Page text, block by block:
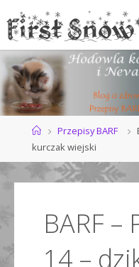
Przejdź
do
treści
Strona
główna
Przepisy BARF
kurczak wiejski
BARF –
14 –